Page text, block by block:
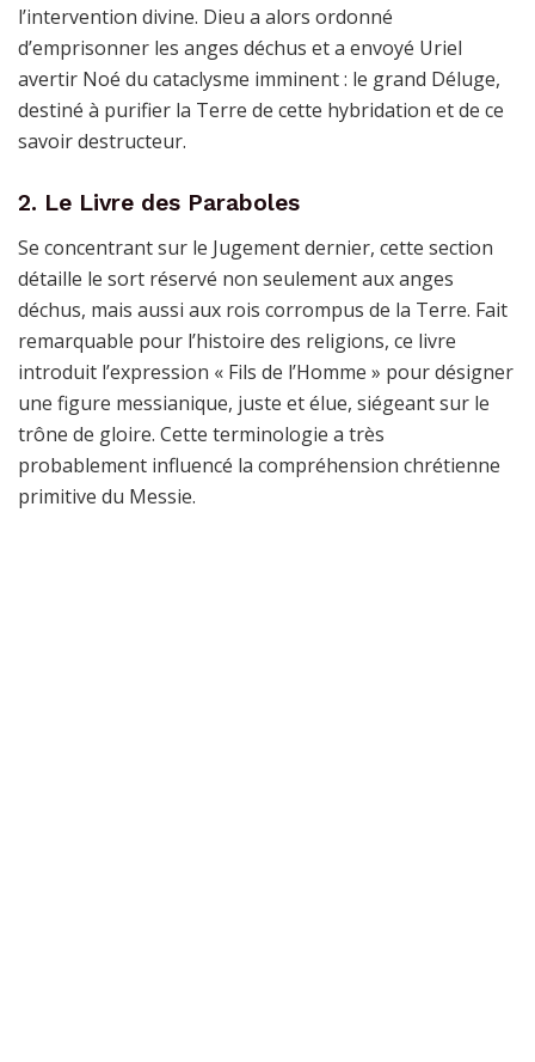
l’intervention divine. Dieu a alors ordonné
d’emprisonner les anges déchus et a envoyé Uriel
avertir Noé du cataclysme imminent : le grand Déluge,
destiné à purifier la Terre de cette hybridation et de ce
savoir destructeur.
2. Le Livre des Paraboles
Se concentrant sur le Jugement dernier, cette section
détaille le sort réservé non seulement aux anges
déchus, mais aussi aux rois corrompus de la Terre. Fait
remarquable pour l’histoire des religions, ce livre
introduit l’expression « Fils de l’Homme » pour désigner
une figure messianique, juste et élue, siégeant sur le
trône de gloire. Cette terminologie a très
probablement influencé la compréhension chrétienne
primitive du Messie.